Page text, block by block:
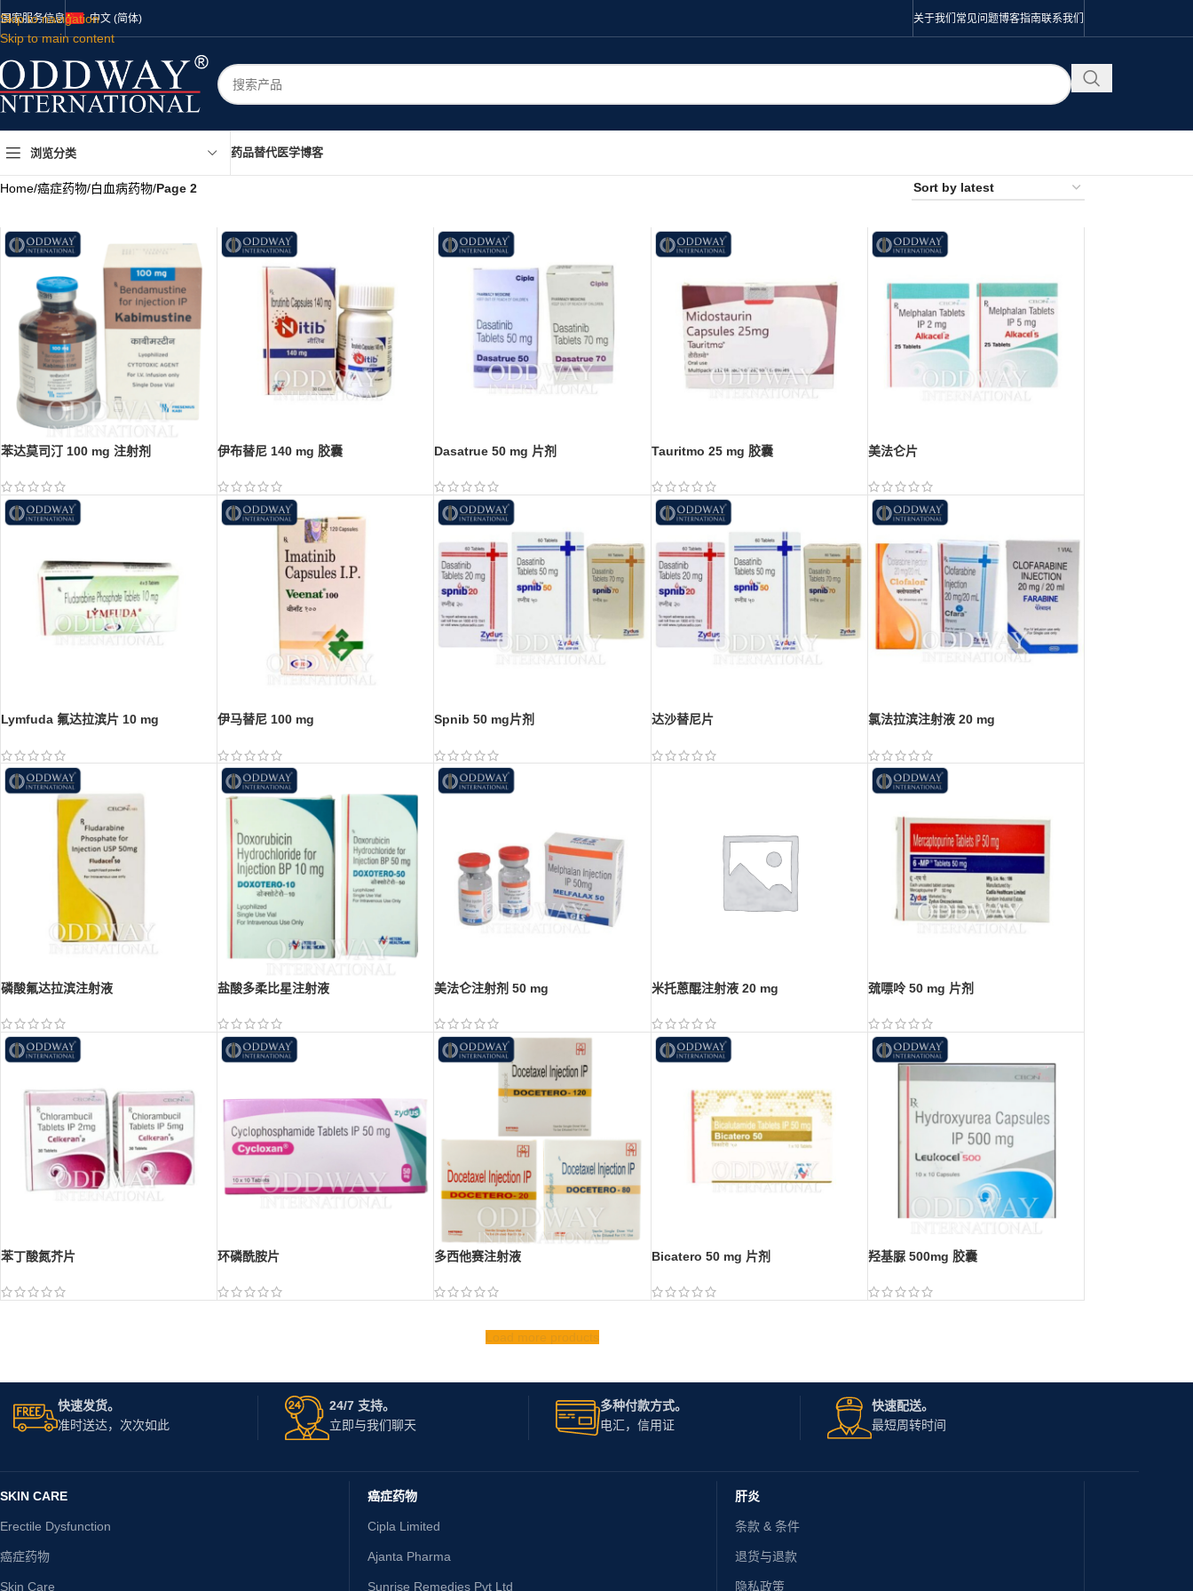
Skip to navigation
Skip to main content
国家服务信息 中文 (简体) 关于我们 常见问题博客指南联系我们
浏览分类 药品替代医学博客
Home/癌症药物/白血病药物/Page 2
苯达莫司汀 100 mg 注射剂 伊布替尼 140 mg 胶囊 Dasatrue 50 mg 片剂 Tauritmo 25 mg 胶囊 美法仑片
Lymfuda 氟达拉滨片 10 mg 伊马替尼 100 mg Spnib 50 mg片剂 达沙替尼片 氯法拉滨注射液 20 mg
磷酸氟达拉滨注射液 盐酸多柔比星注射液 美法仑注射剂 50 mg 米托蒽醌注射液 20 mg 巯嘌呤 50 mg 片剂
苯丁酸氮芥片 环磷酰胺片 多西他赛注射液 Bicatero 50 mg 片剂 羟基脲 500mg 胶囊
快速发货。
准时送达，次次如此
24/7 支持。
立即与我们聊天
多种付款方式。
电汇，信用证
快速配送。
最短周转时间
SKIN CARE
Erectile Dysfunction
癌症药物
Skin Care
癌症药物
Cipla Limited
Ajanta Pharma
Sunrise Remedies Pvt Ltd
肝炎
条款 & 条件
退货与退款
隐私政策